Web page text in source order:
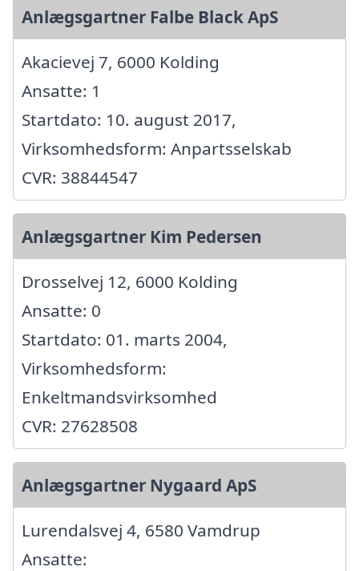
Anlægsgartner Falbe Black ApS
Akacievej 7, 6000 Kolding
Ansatte: 1
Startdato: 10. august 2017,
Virksomhedsform: Anpartsselskab
CVR: 38844547
Anlægsgartner Kim Pedersen
Drosselvej 12, 6000 Kolding
Ansatte: 0
Startdato: 01. marts 2004,
Virksomhedsform:
Enkeltmandsvirksomhed
CVR: 27628508
Anlægsgartner Nygaard ApS
Lurendalsvej 4, 6580 Vamdrup
Ansatte: